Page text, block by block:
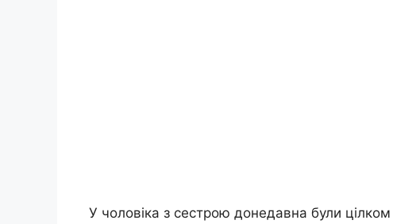
У чоловіка з сестрою донедавна були